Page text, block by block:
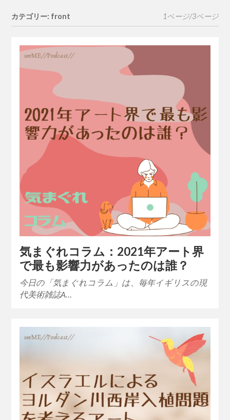
カテゴリー: front 1ページ/3ページ
気まぐれコラム：2021年アート界
で最も影響力があったのは誰？
今日の「気まぐれコラム」は、毎年イギリスの現
代美術雑誌A…